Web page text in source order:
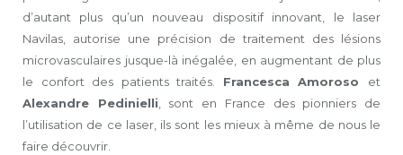
d’autant plus qu’un nouveau dispositif innovant, le laser
Navilas, autorise une précision de traitement des lésions
microvasculaires jusque-là inégalée, en augmentant de plus
le confort des patients traités. Francesca Amoroso et
Alexandre Pedinielli, sont en France des pionniers de
l’utilisation de ce laser, ils sont les mieux à même de nous le
faire découvrir.